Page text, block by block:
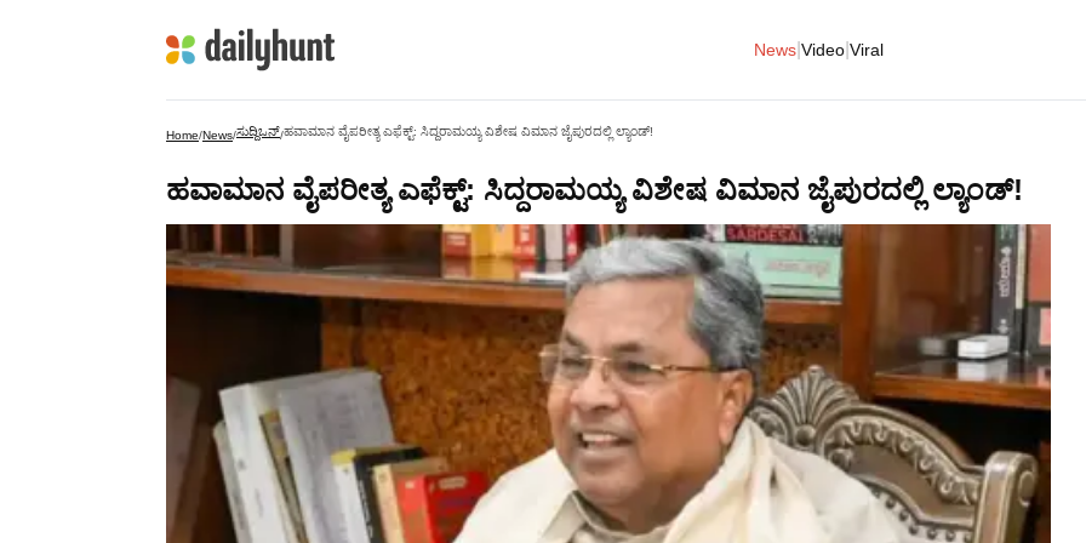
News Video Viral
Home/News/ಸುದ್ದಿಒನ್/ಹವಾಮಾನ ವೈಪರೀತ್ಯ ಎಫೆಕ್ಟ್: ಸಿದ್ದರಾಮಯ್ಯ ವಿಶೇಷ ವಿಮಾನ ಜೈಪುರದಲ್ಲಿ ಲ್ಯಾಂಡ್!
ಹವಾಮಾನ ವೈಪರೀತ್ಯ ಎಫೆಕ್ಟ್: ಸಿದ್ದರಾಮಯ್ಯ ವಿಶೇಷ ವಿಮಾನ ಜೈಪುರದಲ್ಲಿ ಲ್ಯಾಂಡ್!